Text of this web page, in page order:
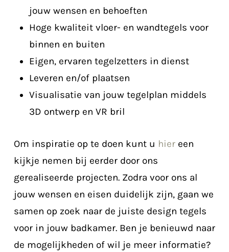
jouw wensen en behoeften
Hoge kwaliteit vloer- en wandtegels voor
binnen en buiten
Eigen, ervaren tegelzetters in dienst
Leveren en/of plaatsen
Visualisatie van jouw tegelplan middels
3D ontwerp en VR bril
Om inspiratie op te doen kunt u hiereen
kijkje nemen bij eerder door ons
gerealiseerde projecten. Zodra voor ons al
jouw wensen en eisen duidelijk zijn, gaan we
samen op zoek naar de juiste design tegels
voor in jouw badkamer. Ben je benieuwd naar
de mogelijkheden of wil je meer informatie?